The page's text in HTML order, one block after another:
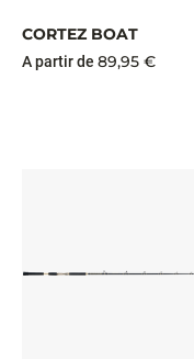
CORTEZ BOAT
A partir de 89,95 €